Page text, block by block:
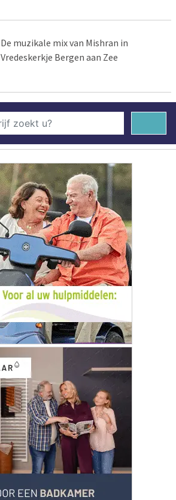
De muzikale mix van Mishran in
Vredeskerkje Bergen aan Zee